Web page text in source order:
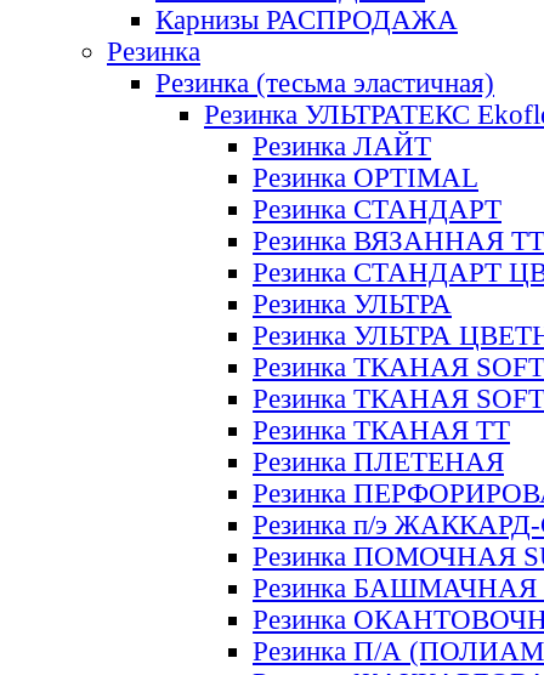
Карнизы РАСПРОДАЖА
Резинка
Резинка (тесьма эластичная)
Резинка УЛЬТРАТЕКС
Резинка ЛАЙТ
Резинка OPTIMAL
Резинка СТАНДАРТ
Резинка ВЯЗАННАЯ ТТ
Резинка СТАНДАРТ
Резинка УЛЬТРА
Резинка УЛЬТРА
Резинка ТКАНАЯ SOFT
Резинка ТКАНАЯ
Резинка ТКАНАЯ ТТ
Резинка ПЛЕТЕНАЯ
Резинка
Резинка п/э
Резинка ПОМОЧНАЯ
Резинка БАШМАЧНАЯ
Резинка
Резинка П/А